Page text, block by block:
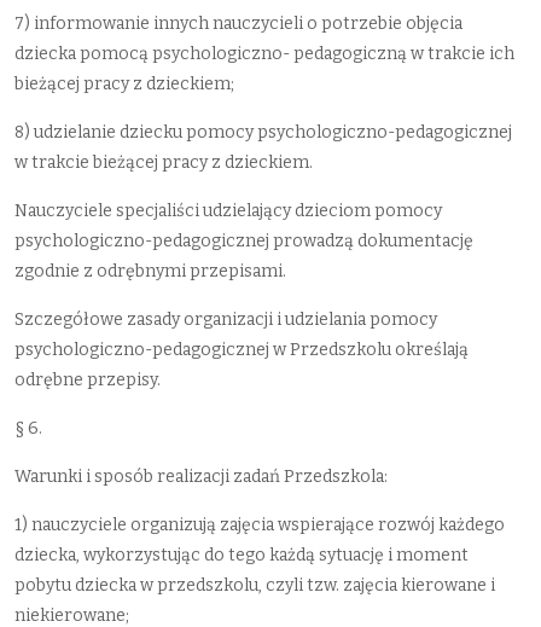
7) informowanie innych nauczycieli o potrzebie objęcia
dziecka pomocą psychologiczno- pedagogiczną w trakcie ich
bieżącej pracy z dzieckiem;
8) udzielanie dziecku pomocy psychologiczno-pedagogicznej
w trakcie bieżącej pracy z dzieckiem.
Nauczyciele specjaliści udzielający dzieciom pomocy
psychologiczno-pedagogicznej prowadzą dokumentację
zgodnie z odrębnymi przepisami.
Szczegółowe zasady organizacji i udzielania pomocy
psychologiczno-pedagogicznej w Przedszkolu określają
odrębne przepisy.
§ 6.
Warunki i sposób realizacji zadań Przedszkola:
1) nauczyciele organizują zajęcia wspierające rozwój każdego
dziecka, wykorzystując do tego każdą sytuację i moment
pobytu dziecka w przedszkolu, czyli tzw. zajęcia kierowane i
niekierowane;